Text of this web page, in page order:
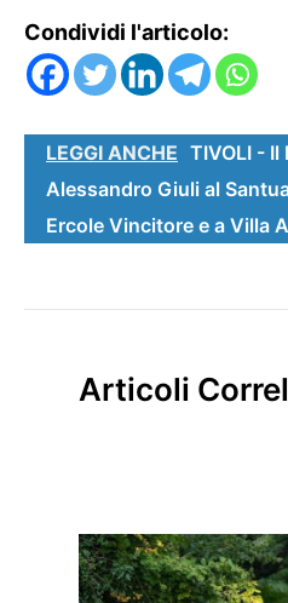
Condividi l'articolo:
LEGGI ANCHE TIVOLI -
Alessandro Giuli al
Ercole Vincitore e a Villa
Articoli